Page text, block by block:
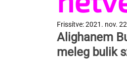
Frissítve:2021. nov.
Alighanem
meleg bulik